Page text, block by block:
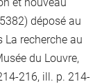
déposé au
La recherche au
du Louvre,
216, ill. p. 214-